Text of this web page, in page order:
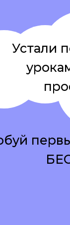
Устали